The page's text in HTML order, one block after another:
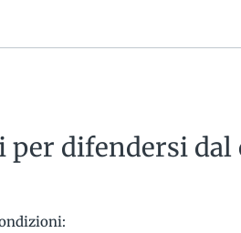
per difendersi dal